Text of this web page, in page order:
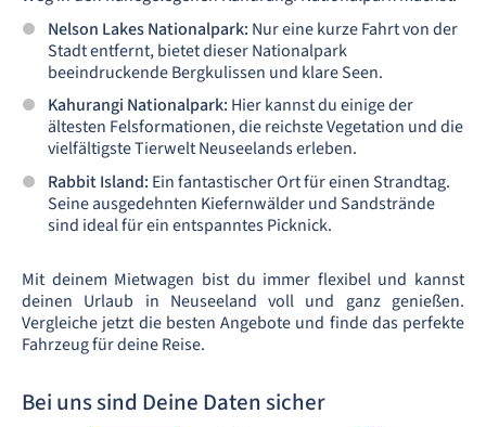
Nelson Lakes Nationalpark: Nur eine kurze Fahrt von der
Stadt entfernt, bietet dieser Nationalpark
beeindruckende Bergkulissen und klare Seen.
Kahurangi Nationalpark: Hier kannst du einige der
ältesten Felsformationen, die reichste Vegetation und die
vielfältigste Tierwelt Neuseelands erleben.
Rabbit Island: Ein fantastischer Ort für einen Strandtag.
Seine ausgedehnten Kiefernwälder und Sandstrände
sind ideal für ein entspanntes Picknick.
Mit deinem Mietwagen bist du immer flexibel und kannst
deinen Urlaub in Neuseeland voll und ganz genießen.
Vergleiche jetzt die besten Angebote und finde das perfekte
Fahrzeug für deine Reise.
Bei uns sind Deine Daten sicher